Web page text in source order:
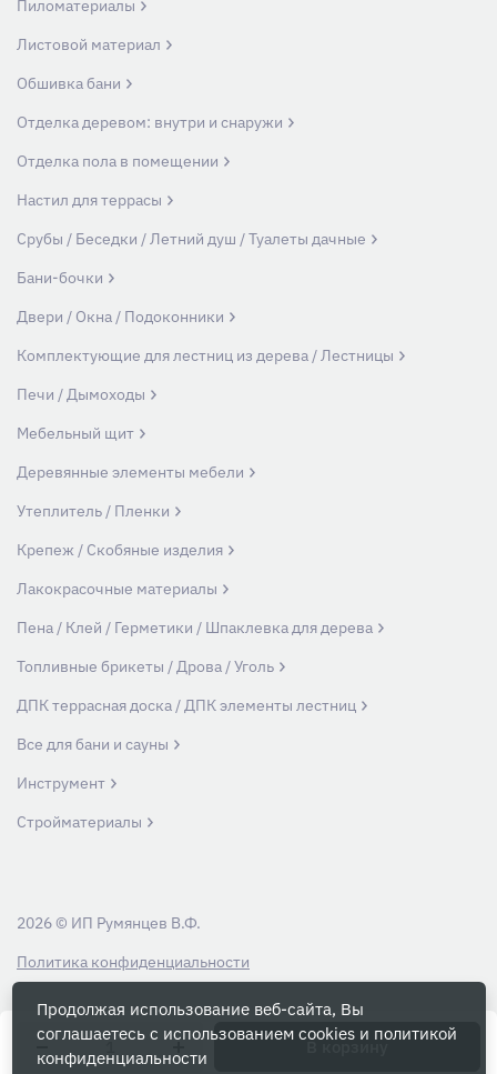
В корзину
Пиломатериалы
Листовой материал
Обшивка бани
Отделка деревом: внутри и снаружи
Отделка пола в помещении
Настил для террасы
Срубы / Беседки / Летний душ / Туалеты дачные
Бани-бочки
Двери / Окна / Подоконники
Комплектующие для лестниц из дерева / Лестницы
Печи / Дымоходы
Мебельный щит
Деревянные элементы мебели
Утеплитель / Пленки
Крепеж / Скобяные изделия
Лакокрасочные материалы
Пена / Клей / Герметики / Шпаклевка для дерева
Топливные брикеты / Дрова / Уголь
ДПК террасная доска / ДПК элементы лестниц
Все для бани и сауны
Инструмент
Стройматериалы
Вся информация на данном сайте носит ознакомительный характер и ни
при каких условиях не является публичной офертой, определяемой
положениями Статьи 437 Гражданского кодекса РФ.
Политика конфиденциальности
2026 © ИП Румянцев В.Ф.
Продолжая использование веб-сайта, Вы
соглашаетесь с использованием cookies и политикой
конфиденциальности